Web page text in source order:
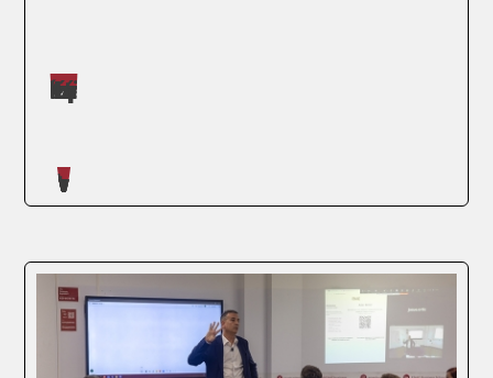
Máster impartidos por Judit López Martínez
¿Estás pensando en dar un salto en tu
carrera y estudiar en el extranjero? Si es así,
Murcia puede ser la respuesta que buscas.
Además de ser una ciudad con un clima